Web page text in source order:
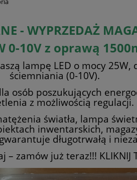
- WYPRZEDAŻ
0-10V z oprawą
lampę LED o mocy 25W,
ściemniania (0-10V).
osób poszukujących
z możliwością regulacji.
światła, lampa
inwentarskich,
długotrwałą i
– zamów już teraz!!! KLIKNIJ